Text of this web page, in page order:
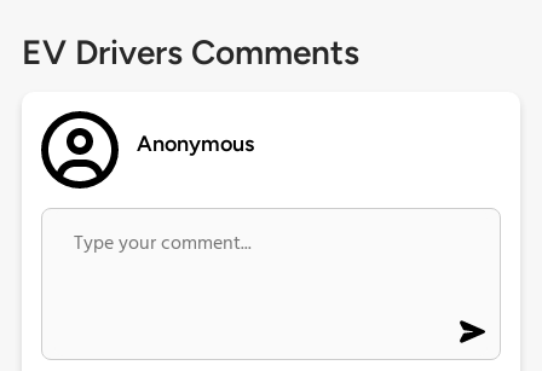
EV Drivers Comments
Anonymous